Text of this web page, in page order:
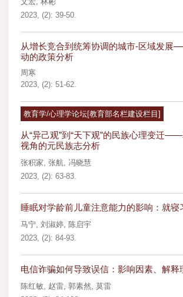
2023, (2): 39-50.
从增长竞合到统筹协调的城市-区域发展
动的政策分析
周寒
2023, (2): 51-62.
教育学/心理学论坛[教育部名栏建设栏目]
从“异己观”到“天下观”的民族心理变迁
视角的元民族志分析
张积家, 张航, 冯晓慧
2023, (2): 63-83.
睡眠对学龄前儿童注意能力的影响：就寝
马宁, 刘淑婷, 陈启宇
2023, (2): 84-93.
电信诈骗如何导致误信：影响因素、解释
陈红敏, 赵雷, 郭素然, 莫雷